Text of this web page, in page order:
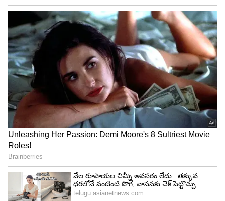
Related Articles
Planets Movement: గ్రహాల కదలిక మొదలైంది.. 6
నెలలు ఈ రాశులకు అద్భుత యోగం, ఊహించని
డబ్బు
Rare Rajayoga: ఒకే రాశిలో రెండు అరుదైన
రాజయోగాలు..3 రాశులకు కోటీశ్వరులు అయ్యే
5